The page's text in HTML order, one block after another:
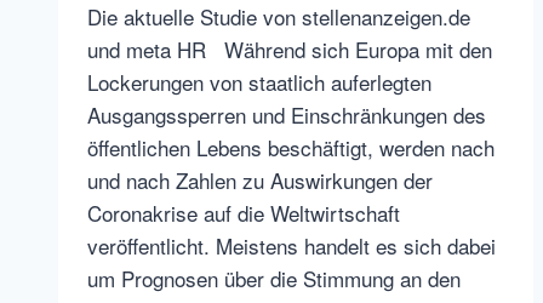
Die aktuelle Studie von stellenanzeigen.de
und meta HR Während sich Europa mit den
Lockerungen von staatlich auferlegten
Ausgangssperren und Einschränkungen des
öffentlichen Lebens beschäftigt, werden nach
und nach Zahlen zu Auswirkungen der
Coronakrise auf die Weltwirtschaft
veröffentlicht. Meistens handelt es sich dabei
um Prognosen über die Stimmung an den